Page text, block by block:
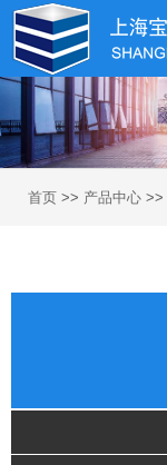
首页 >> 产品中心 >>